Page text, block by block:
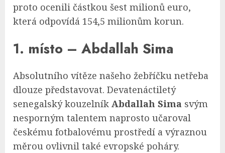
proto ocenili částkou šest milionů euro,
která odpovídá 154,5 milionům korun.
1. místo – Abdallah Sima
Absolutního vítěze našeho žebříčku netřeba
dlouze představovat. Devatenáctiletý
senegalský kouzelník Abdallah Sima svým
nesporným talentem naprosto učaroval
českému fotbalovému prostředí a výraznou
měrou ovlivnil také evropské poháry.